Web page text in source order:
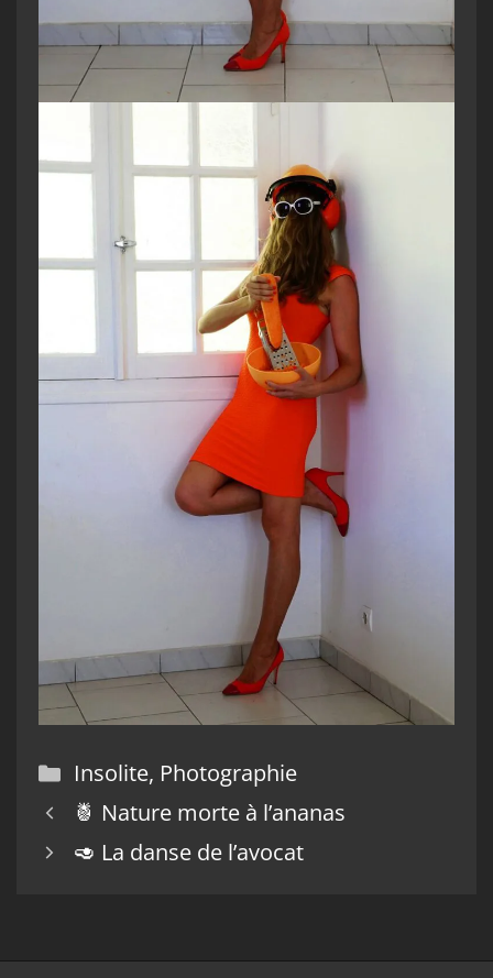
Catégories
Insolite, Photographie
🍍 Nature morte à l’ananas
🥑 La danse de l’avocat